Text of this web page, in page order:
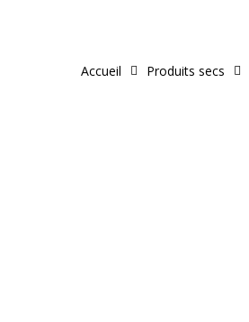
Accueil Produits secs